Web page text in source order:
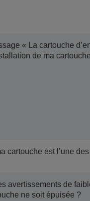
« La cartouche
de ma
cartouche est l’une des
avertissements de
ne soit épuisée ?